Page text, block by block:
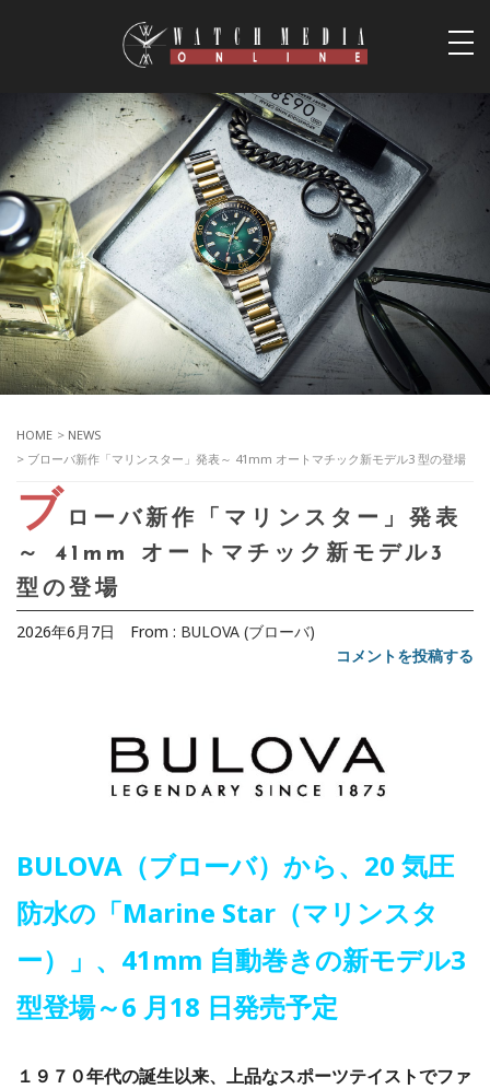
HOME > NEWS
> ブローバ新作「マリンスター」発表～ 41mm オートマチック新モデル3 型の登場
ブ
ローバ新作「マリンスター」発表
～ 41mm オートマチック新モデル3
型の登場
2026年6月7日 From : BULOVA (ブローバ)
コメントを投稿する
BULOVA（ブローバ）から、20 気圧
防水の「Marine Star（マリンスタ
ー）」、41mm 自動巻きの新モデル3
型登場～6 月18 日発売予定
１９７０年代の誕生以来、上品なスポーツテイストでファ